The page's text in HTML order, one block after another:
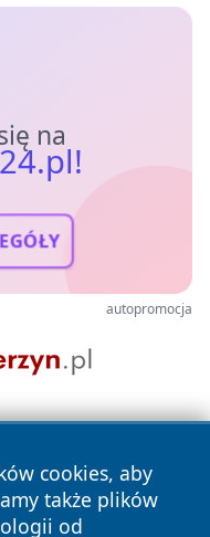
na
autopromocja
cookies, aby
także plików
od